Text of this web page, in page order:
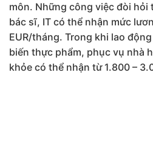
môn. Những công việc đòi hỏi
bác sĩ, IT có thể nhận mức
EUR/tháng. Trong khi lao
biến thực phẩm, phục vụ nhà
khỏe có thể nhận từ 1.800 –